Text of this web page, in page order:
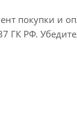
покупки и
ГК РФ.